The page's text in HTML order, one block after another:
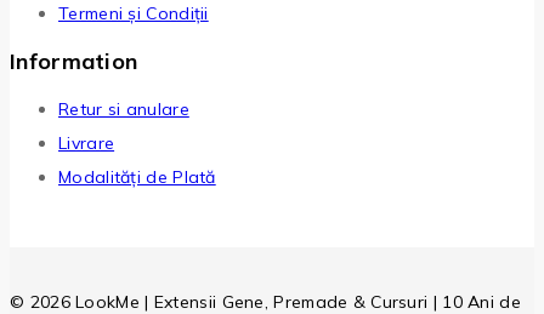
Termeni și Condiții
Information
Retur si anulare
Livrare
Modalități de Plată
© 2026 LookMe | Extensii Gene, Premade & Cursuri | 10 Ani de